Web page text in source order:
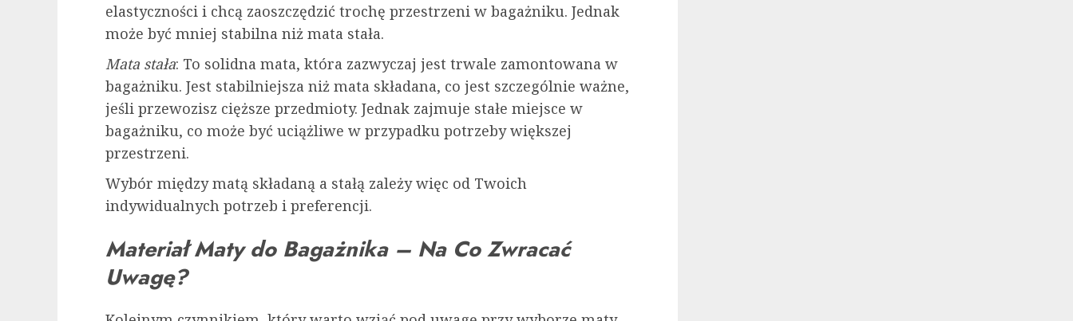
elastyczności i chcą zaoszczędzić trochę przestrzeni w bagażniku. Jednak
może być mniej stabilna niż mata stała.
Mata stała: To solidna mata, która zazwyczaj jest trwale zamontowana w
bagażniku. Jest stabilniejsza niż mata składana, co jest szczególnie ważne,
jeśli przewozisz cięższe przedmioty. Jednak zajmuje stałe miejsce w
bagażniku, co może być uciążliwe w przypadku potrzeby większej
przestrzeni.
Wybór między matą składaną a stałą zależy więc od Twoich
indywidualnych potrzeb i preferencji.
Materiał Maty do Bagażnika – Na Co Zwracać
Uwagę?